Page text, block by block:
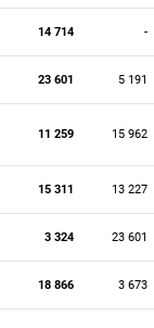
14 714 -
23 601 5 191
11 259 15 962
15 311 13 227
3 324 23 601
18 866 3 673